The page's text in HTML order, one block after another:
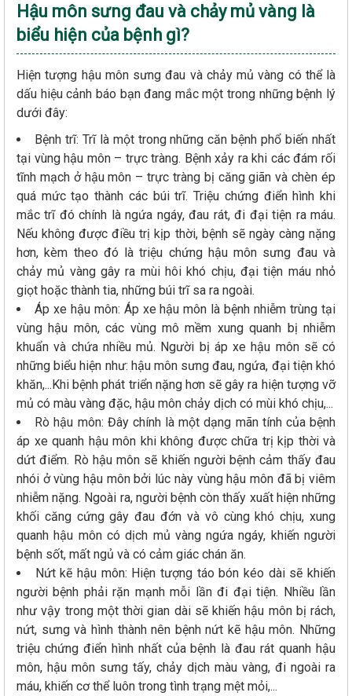
Hậu môn sưng đau và chảy mủ vàng là
biểu hiện của bệnh gì?
Hiện tượng hậu môn sưng đau và chảy mủ vàng có thể là
dấu hiệu cảnh báo bạn đang mắc một trong những bệnh lý
dưới đây:
Bệnh trĩ: Trĩ là một trong những căn bệnh phổ biến nhất
tại vùng hậu môn – trực tràng. Bệnh xảy ra khi các đám rối
tĩnh mạch ở hậu môn – trực tràng bị căng giãn và chèn ép
quá mức tạo thành các búi trĩ. Triệu chứng điển hình khi
mắc trĩ đó chính là ngứa ngáy, đau rát, đi đại tiện ra máu.
Nếu không được điều trị kịp thời, bệnh sẽ ngày càng nặng
hơn, kèm theo đó là triệu chứng hậu môn sưng đau và
chảy mủ vàng gây ra mùi hôi khó chịu, đại tiện máu nhỏ
giọt hoặc thành tia, những búi trĩ sa ra ngoài.
Áp xe hậu môn: Áp xe hậu môn là bệnh nhiễm trùng tại
vùng hậu môn, các vùng mô mềm xung quanh bị nhiễm
khuẩn và chứa nhiều mủ. Người bị áp xe hậu môn sẽ có
những biểu hiện như: hậu môn sưng đau, ngứa, đại tiện khó
khăn,...Khi bệnh phát triển nặng hơn sẽ gây ra hiện tượng vỡ
mủ có màu vàng đặc, hậu môn chảy dịch có mùi khó chịu,...
Rò hậu môn: Đây chính là một dạng mãn tính của bệnh
áp xe quanh hậu môn khi không được chữa trị kịp thời và
dứt điểm. Rò hậu môn sẽ khiến người bệnh cảm thấy đau
nhói ở vùng hậu môn bởi lúc này vùng hậu môn đã bị viêm
nhiễm nặng. Ngoài ra, người bệnh còn thấy xuất hiện những
khối căng cứng gây đau đớn và vô cùng khó chịu, xung
quanh hậu môn có dịch mủ vàng ngứa ngáy, khiến người
bệnh sốt, mất ngủ và có cảm giác chán ăn.
Nứt kẽ hậu môn: Hiện tượng táo bón kéo dài sẽ khiến
người bệnh phải rặn mạnh mỗi lần đi đại tiện. Nhiều lần
như vậy trong một thời gian dài sẽ khiến hậu môn bị rách,
nứt, sưng và hình thành nên bệnh nứt kẽ hậu môn. Những
triệu chứng điển hình nhất của bệnh là đau rát quanh hậu
môn, hậu môn sưng tấy, chảy dịch màu vàng, đi ngoài ra
máu, khiến cơ thể luôn trong tình trạng mệt mỏi,...